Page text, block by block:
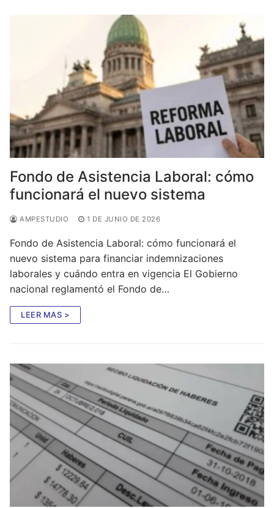
Fondo de Asistencia Laboral: cómo
funcionará el nuevo sistema
AMPESTUDIO 1 DE JUNIO DE 2026
Fondo de Asistencia Laboral: cómo funcionará el
nuevo sistema para financiar indemnizaciones
laborales y cuándo entra en vigencia El Gobierno
nacional reglamentó el Fondo de…
LEER MAS >